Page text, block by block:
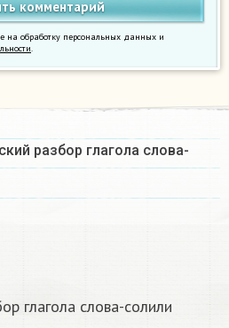
на обработку персональных данных и
.
разбор глагола слова-
глагола слова-солили​